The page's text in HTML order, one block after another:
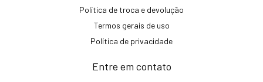
Política de troca e devolução
Termos gerais de uso
Política de privacidade
Entre em contato